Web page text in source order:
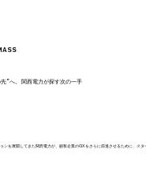
”へ。 関西電力が探す次の一手
ンを展開してきた関西電力が、顧客企業のGXをさらに前進させるために、スタ